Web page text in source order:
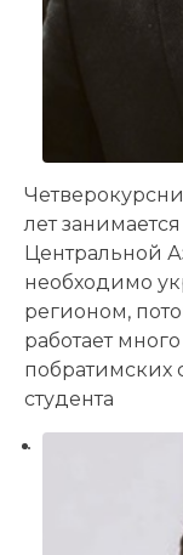
лет
Центральной
необходимо
регионом,
работает
побратимских
студента